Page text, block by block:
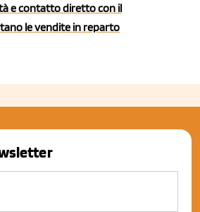
e contatto diretto con il
le vendite in reparto